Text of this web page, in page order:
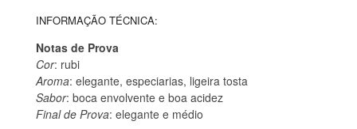
INFORMAÇÃO TÉCNICA:
Notas de Prova
Cor: rubi
Aroma: elegante, especiarias, ligeira tosta
Sabor: boca envolvente e boa acidez
Final de Prova: elegante e médio